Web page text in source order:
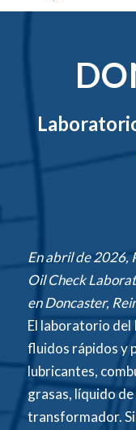
En abril de 2026,
Oil Check
en Doncaster,
El laboratorio del
fluidos rápidos y
lubricantes,
grasas, líquido de
transformador.